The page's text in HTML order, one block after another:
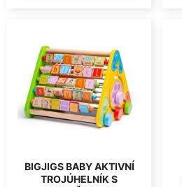
BIGJIGS BABY AKTIVNÍ
TROJÚHELNÍK S